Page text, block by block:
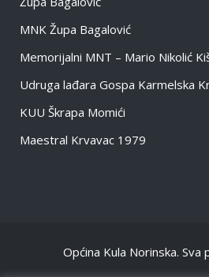
MNK Župa Bagalović
Memorijalni MNT – Mario Nikolić
Udruga lađara Gospa Karmelska
KUU Škrapa Momići
Maestral Krvavac 1979
Općina Kula Norinska. Sva